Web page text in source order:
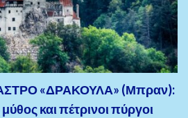
«ΔΡΑΚΟΥΛΑ» (Μπραν):
και πέτρινοι πύργοι